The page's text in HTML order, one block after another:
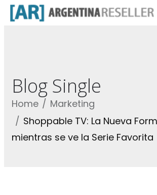
Blog Single
Home
Marketing
Shoppable TV: La Nueva
mientras se ve la Serie Favorita